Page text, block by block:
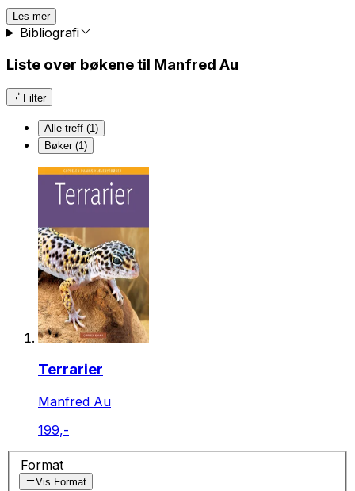
Les mer
Bibliografi
Liste over bøkene til Manfred Au
Filter
Alle treff (1)
Bøker (1)
Terrarier
Manfred Au
199,-
Format
Vis Format